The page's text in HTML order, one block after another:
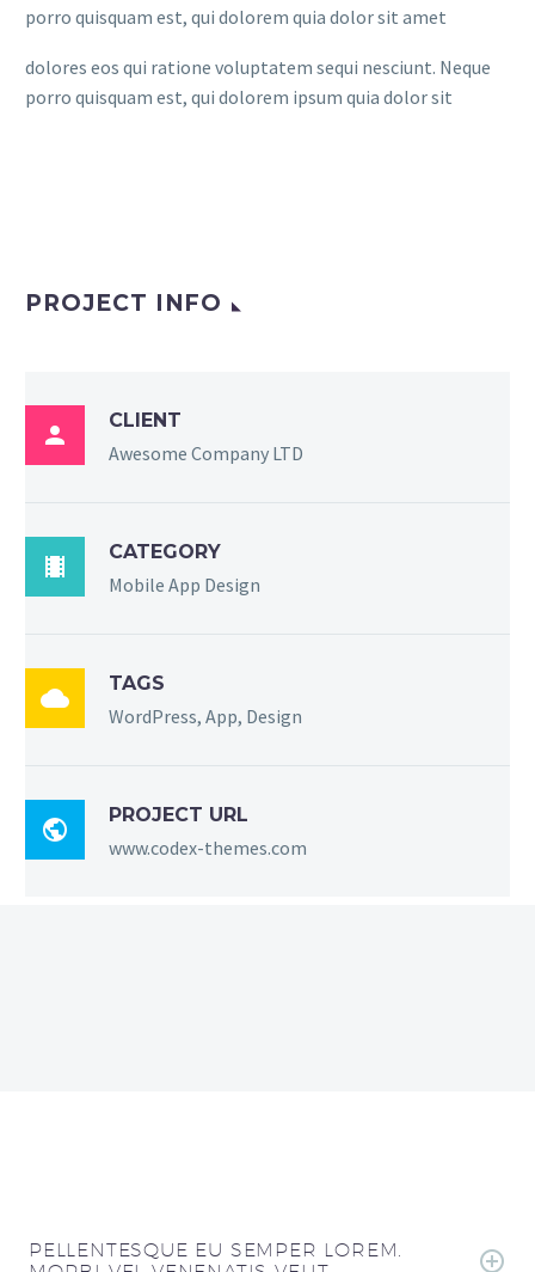
porro quisquam est, qui dolorem quia dolor sit amet
dolores eos qui ratione voluptatem sequi nesciunt. Neque
porro quisquam est, qui dolorem ipsum quia dolor sit
PROJECT INFO

CLIENT
Awesome Company LTD

CATEGORY
Mobile App Design

TAGS
WordPress, App, Design

PROJECT URL
www.codex-themes.com
PELLENTESQUE EU SEMPER LOREM.